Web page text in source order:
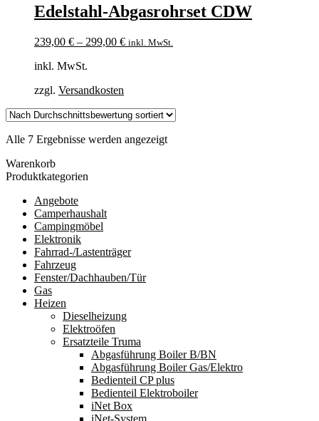
Edelstahl-Abgasrohrset CDW
239,00 € – 299,00 € inkl. MwSt.
inkl. MwSt.
zzgl. Versandkosten
Alle 7 Ergebnisse werden angezeigtNach
Warenkorb
Produktkategorien
Angebote
Camperhaushalt
Campingmöbel
Elektronik
Fahrrad-/Lastenträger
Fahrzeug
Fenster/Dachhauben/Tür
Gas
Heizen
Dieselheizung
Elektroöfen
Ersatzteile Truma
Abgasführung Boiler B/BN
Abgasführung Boiler Gas/Elektro
Bedienteil CP plus
Bedienteil Elektroboiler
iNet Box
iNet-System